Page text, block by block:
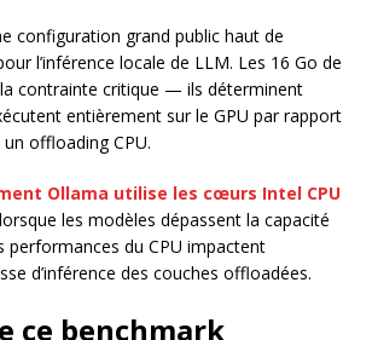
configuration grand public haut de
l’inférence locale de LLM. Les 16 Go de
contrainte critique — ils déterminent
entièrement sur le GPU par rapport
offloading CPU.
Ollama utilise les cœurs Intel CPU
les modèles dépassent la capacité
performances du CPU impactent
d’inférence des couches offloadées.
ce benchmark